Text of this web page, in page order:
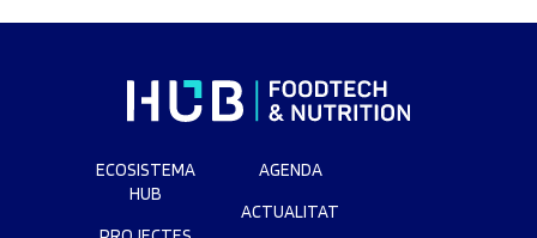
ECOSISTEMA
HUB
AGENDA
ACTUALITAT